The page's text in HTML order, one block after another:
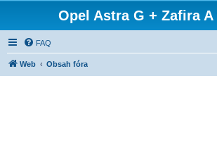
Opel Astra G + Zafira
FAQ
Web Obsah fóra